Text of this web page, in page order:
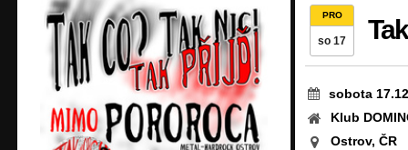
PRO
so 17
sobota
Klub
Ostrov, ČR